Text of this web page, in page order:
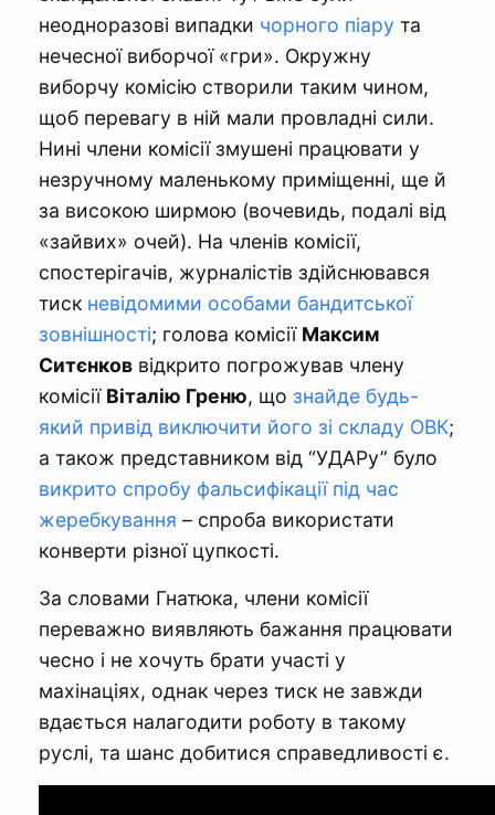
неодноразові випадки чорного піару та
нечесної виборчої «гри». Окружну
виборчу комісію створили таким чином,
щоб перевагу в ній мали провладні сили.
Нині члени комісії змушені працювати у
незручному маленькому приміщенні, ще й
за високою ширмою (вочевидь, подалі від
«зайвих» очей). На членів комісії,
спостерігачів, журналістів здійснювався
тиск невідомими особами бандитської
зовнішності; голова комісії Максим
Ситєнков відкрито погрожував члену
комісії Віталію Греню, що знайде будь-
який привід виключити його зі складу ОВК;
а також представником від “УДАРу” було
викрито спробу фальсифікації під час
жеребкування – спроба використати
конверти різної цупкості.
За словами Гнатюка, члени комісії
переважно виявляють бажання працювати
чесно і не хочуть брати участі у
махінаціях, однак через тиск не завжди
вдається налагодити роботу в такому
руслі, та шанс добитися справедливості є.